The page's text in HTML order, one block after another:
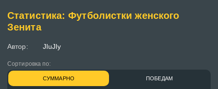
Статистика: Футболистки женского
Зенита
Автор: JIuJIy
Сортировка по:
СУММАРНО ПОБЕДАМ